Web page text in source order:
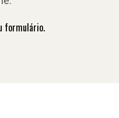
formulário.